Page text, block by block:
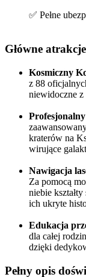
✅ Pełne
Główne atrakcje
Kosmiczny
z 88
niewidoczne
kraterów na
wirujące
Nawigacja
Za pomocą
niebie
ich ukryte
Edukacja
dla całej
dzięki
Pełny opis